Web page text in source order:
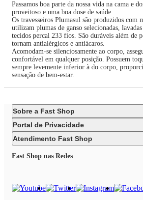
Passamos boa parte da nossa vida na cama e
proveitoso e uma boa dose de saúde.
Os travesseiros Plumasul são produzidos com
utilizam plumas de ganso selecionadas,
tecidos percal 233 fios. São duráveis além de
tornam antialérgicos e antiácaros.
Acomodam-se silenciosamente ao corpo,
confortável em qualquer posição. Possuem
sempre levemente inferior à do corpo,
sensação de bem-estar.
Sobre a Fast Shop
Portal de Privacidade
Atendimento Fast Shop
Fast Shop nas Redes